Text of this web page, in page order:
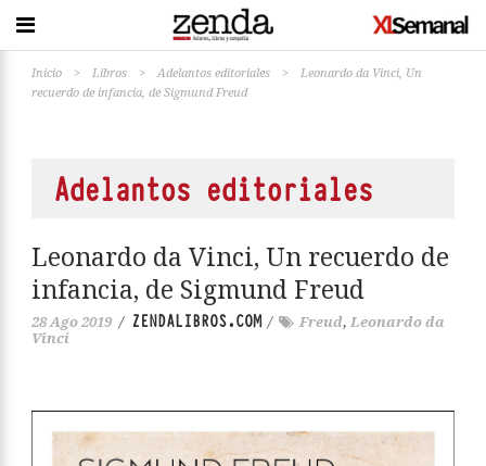
Inicio > Libros > Adelantos editoriales >
Leonardo da Vinci, Un
recuerdo de infancia, de Sigmund Freud
Adelantos editoriales
Leonardo da Vinci, Un recuerdo de
infancia, de Sigmund Freud
28 Ago 2019 / ZENDALIBROS.COM/ Freud, Leonardo da
Vinci